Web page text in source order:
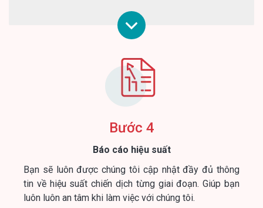
Bước 4
Báo cáo hiệu suất
Bạn sẽ luôn được chúng tôi cập nhật đầy đủ thông
tin về hiệu suất chiến dịch từng giai đoạn. Giúp bạn
luôn luôn an tâm khi làm việc với chúng tôi.